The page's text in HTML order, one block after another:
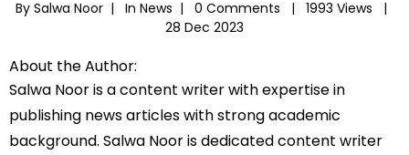
By Salwa Noor | In News | 0 Comments |
1993 Views |
28 Dec 2023
About the Author:
Salwa Noor is a content writer with expertise in
publishing news articles with strong academic
background. Salwa Noor is dedicated content writer